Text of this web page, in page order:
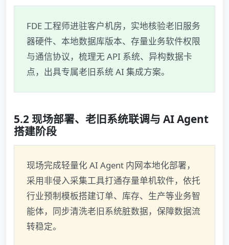
FDE 工程师进驻客户机房，实地核验老旧服务
器硬件、本地数据库版本、存量业务软件权限
与通信协议，梳理无 API 系统、异构数据卡
点，出具专属老旧系统 AI 集成方案。
5.2 现场部署、老旧系统联调与 AI Agent
搭建阶段
现场完成轻量化 AI Agent 内网本地化部署，
采用非侵入采集工具打通存量单机软件，依托
行业预制模板搭建订单、库存、生产等业务智
能体，同步清洗老旧系统脏数据，保障数据流
转稳定。